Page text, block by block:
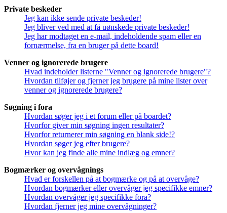
Private beskeder
Jeg kan ikke sende private beskeder!
Jeg bliver ved med at få uønskede private beskeder!
Jeg har modtaget en e-mail, indeholdende spam eller en
fornærmelse, fra en bruger på dette board!
Venner og ignorerede brugere
Hvad indeholder listerne "Venner og ignorerede brugere"?
Hvordan tilføjer og fjerner jeg brugere på mine lister over
venner og ignorerede brugere?
Søgning i fora
Hvordan søger jeg i et forum eller på boardet?
Hvorfor giver min søgning ingen resultater?
Hvorfor returnerer min søgning en blank side!?
Hvordan søger jeg efter brugere?
Hvor kan jeg finde alle mine indlæg og emner?
Bogmærker og overvågnings
Hvad er forskellen på at bogmærke og på at overvåge?
Hvordan bogmærker eller overvåger jeg specifikke emner?
Hvordan overvåger jeg specifikke fora?
Hvordan fjerner jeg mine overvågninger?